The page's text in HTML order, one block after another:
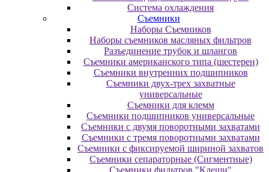
Система охлаждения
Съемники
Наборы Съемников
Наборы съемников масляных фильтров
Разъединение трубок и шлангов
Съемники американского типа (шестерен)
Съемники внутренних подшипников
Съемники двух-трех захватные
универсальные
Съемники для клемм
Съемники подшипников универсальные
Съемники с двумя поворотными захватами
Съемники с тремя поворотными захватами
Съемники с фиксируемой шириной захватов
Съемники сепараторные (Сигментные)
Съемники фильтров "Клещи"